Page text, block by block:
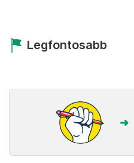
Legfontosabb